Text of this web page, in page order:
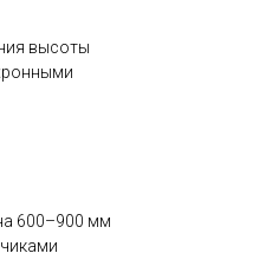
высоты
600–900 мм